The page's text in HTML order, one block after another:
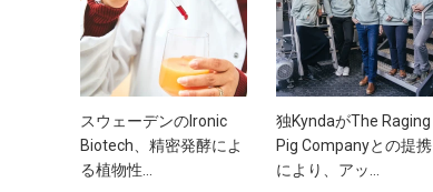
スウェーデンのIronic
Biotech、精密発酵によ
る植物性...
独KyndaがThe Raging
Pig Companyとの提携
により、アッ...